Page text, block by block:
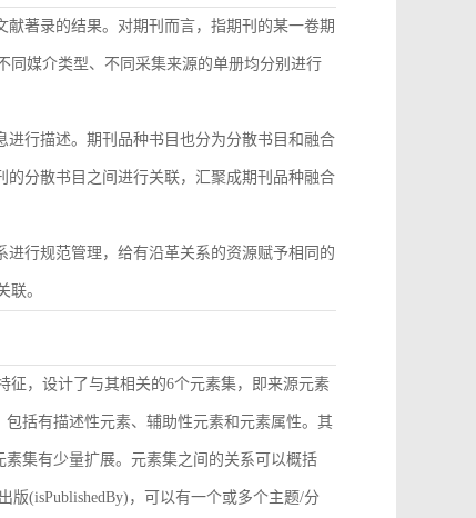
著录的结果。对期刊而言，指期刊的某一卷期
同媒介类型、不同采集来源的单册均分别进行
行描述。期刊品种书目也分为分散书目和融合
分散书目之间进行关联，汇聚成期刊品种融合
行规范管理，给有沿革关系的资源赋予相同的
联。
征，设计了与其相关的6个元素集，即来源元素
括有描述性元素、辅助性元素和元素属性。其
集有少量扩展。元素集之间的关系可以概括
版(isPublishedBy)，可以有一个或多个主题/分